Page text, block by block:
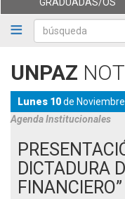
búsqueda
UNPAZ
Lunes 10de
AgendaInstitucionales
DICTADURA